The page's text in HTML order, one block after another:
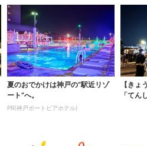
夏のおでかけは神戸の”駅近リゾ
ート”へ。
PR(神戸ポートピアホテル)
【きょ
「てん